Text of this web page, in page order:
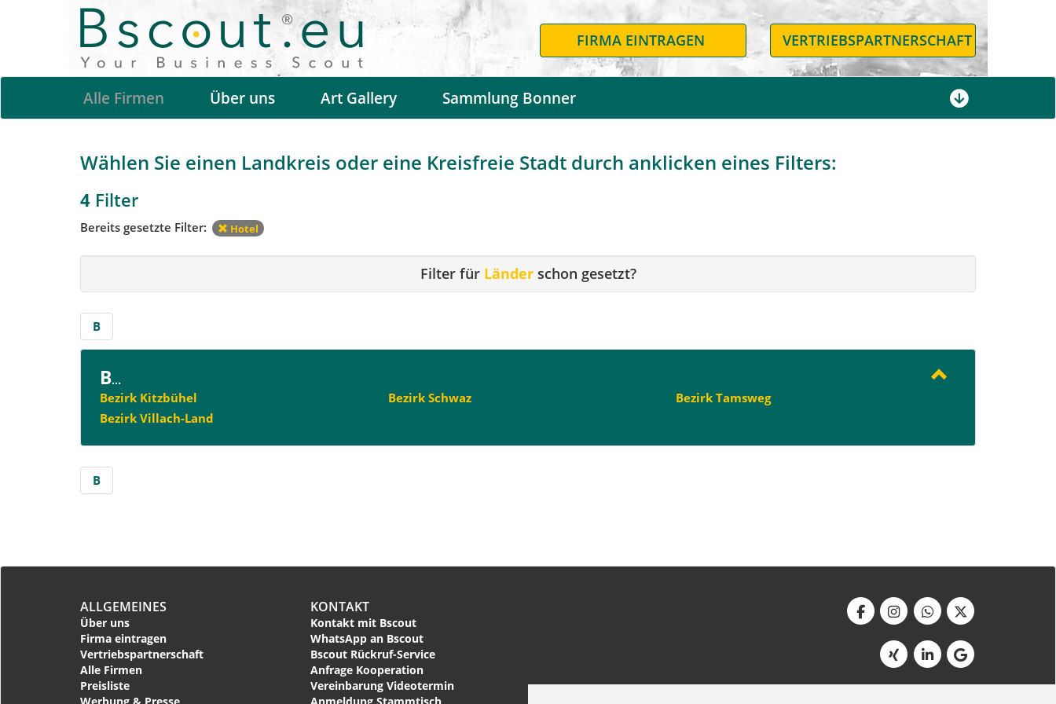
FIRMA EINTRAGEN VERTRIEBSPARTNERSCHAFT
Alle Firmen Über uns Art Gallery Sammlung Bonner
Wählen Sie einen Landkreis oder eine Kreisfreie Stadt durch anklicken eines Filters:
4 Filter
Bereits gesetzte Filter: Hotel
Filter für Länderschon gesetzt?
B
B...
Bezirk Kitzbühel
Bezirk Schwaz
Bezirk Tamsweg
Bezirk Villach-Land
B
ALLGEMEINES
Über uns
Firma eintragen
Vertriebspartnerschaft
Alle Firmen
Preisliste
KONTAKT
Kontakt mit Bscout
WhatsApp an Bscout
Bscout Rückruf-Service
Anfrage Kooperation
Vereinbarung Videotermin